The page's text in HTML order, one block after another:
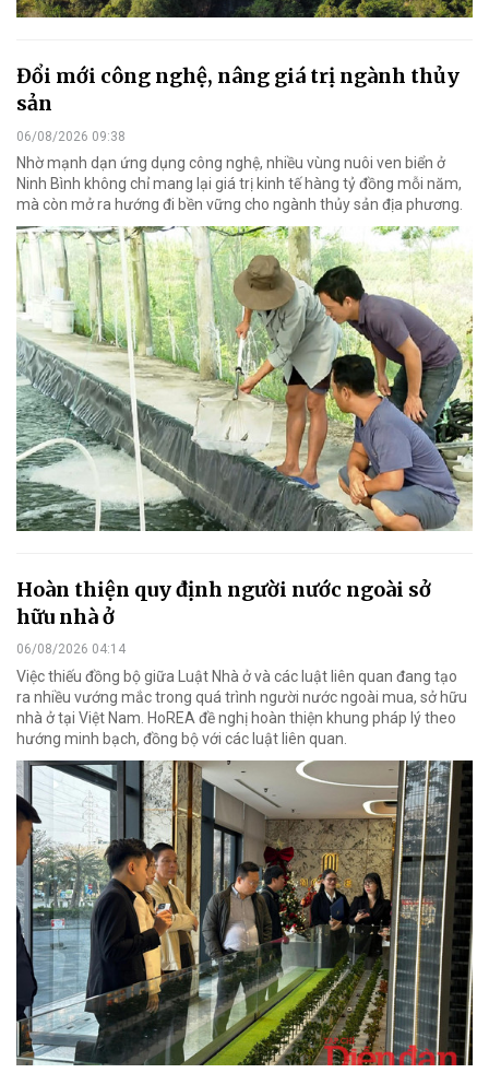
Đổi mới công nghệ, nâng giá trị ngành thủy
sản
06/08/2026 09:38
Nhờ mạnh dạn ứng dụng công nghệ, nhiều vùng nuôi ven biển ở
Ninh Bình không chỉ mang lại giá trị kinh tế hàng tỷ đồng mỗi năm,
mà còn mở ra hướng đi bền vững cho ngành thủy sản địa phương.
Hoàn thiện quy định người nước ngoài sở
hữu nhà ở
06/08/2026 04:14
Việc thiếu đồng bộ giữa Luật Nhà ở và các luật liên quan đang tạo
ra nhiều vướng mắc trong quá trình người nước ngoài mua, sở hữu
nhà ở tại Việt Nam. HoREA đề nghị hoàn thiện khung pháp lý theo
hướng minh bạch, đồng bộ với các luật liên quan.